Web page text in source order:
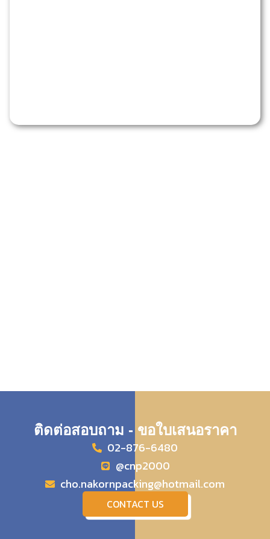
ติดต่อสอบถาม - ขอใบเสนอราคา
02-876-6480
@cnp2000
cho.nakornpacking@hotmail.com
CONTACT US